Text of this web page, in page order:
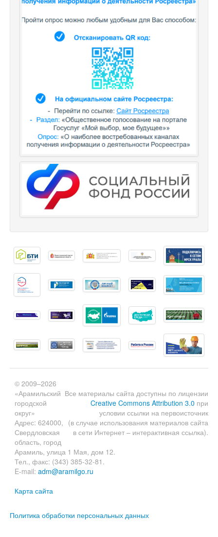
Все материалы сайта доступны по лицензии
Creative Commons Attribution 3.0 при
условии ссылки на первоисточник
(в случае использования материалов сайта
в сети Интернет – интерактивная ссылка).
© 2009–2026
«Арамильский
городской
округ»
Адрес: 624000,
Свердловская
область, город
Арамиль, улица 1 Мая, дом 12.
Тел., факс: (343) 385-32-81.
E-mail: adm@aramilgo.ru
Карта сайта
Политика обработки персональных данных